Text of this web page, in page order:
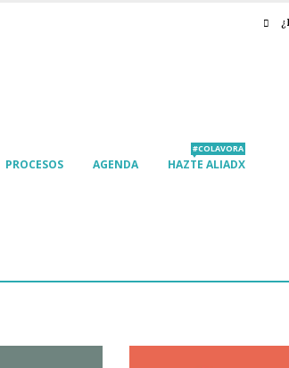
PROCESOS AGENDA HAZTE ALIADX
#COLAVORA